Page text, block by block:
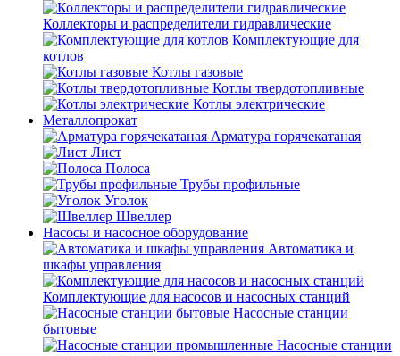
Коллекторы и распределители гидравлические
Комплектующие для
котлов
Котлы газовые
Котлы твердотопливные
Котлы электрические
Металлопрокат
Арматура горячекатаная
Лист
Полоса
Трубы профильные
Уголок
Швеллер
Насосы и насосное оборудование
Автоматика и
шкафы управления
Комплектующие для насосов и насосных станций
Насосные станции
бытовые
Насосные станции